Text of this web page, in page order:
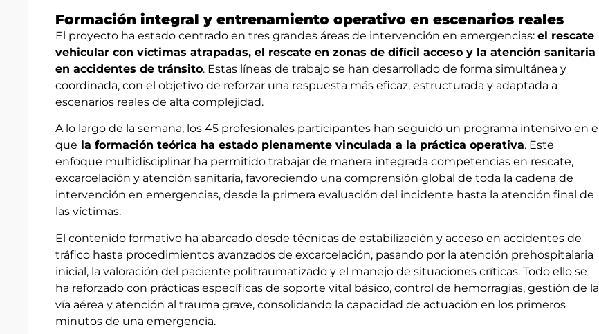
Formación integral y entrenamiento operativo en escenarios reales
El proyecto ha estado centrado en tres grandes áreas de intervención en emergencias: el rescate
vehicular con víctimas atrapadas, el rescate en zonas de difícil acceso y la atención sanitaria
en accidentes de tránsito. Estas líneas de trabajo se han desarrollado de forma simultánea y
coordinada, con el objetivo de reforzar una respuesta más eficaz, estructurada y adaptada a
escenarios reales de alta complejidad.
A lo largo de la semana, los 45 profesionales participantes han seguido un programa intensivo en el
que la formación teórica ha estado plenamente vinculada a la práctica operativa. Este
enfoque multidisciplinar ha permitido trabajar de manera integrada competencias en rescate,
excarcelación y atención sanitaria, favoreciendo una comprensión global de toda la cadena de
intervención en emergencias, desde la primera evaluación del incidente hasta la atención final de
las víctimas.
El contenido formativo ha abarcado desde técnicas de estabilización y acceso en accidentes de
tráfico hasta procedimientos avanzados de excarcelación, pasando por la atención prehospitalaria
inicial, la valoración del paciente politraumatizado y el manejo de situaciones críticas. Todo ello se
ha reforzado con prácticas específicas de soporte vital básico, control de hemorragias, gestión de la
vía aérea y atención al trauma grave, consolidando la capacidad de actuación en los primeros
minutos de una emergencia.